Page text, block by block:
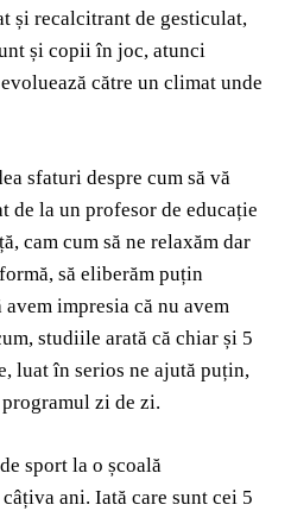
și recalcitrant de gesticulat,
și copii în joc, atunci
către un climat unde
sfaturi despre cum să vă
de la un profesor de educație
cam cum să ne relaxăm dar
să eliberăm puțin
impresia că nu avem
studiile arată că chiar și 5
luat în serios ne ajută puțin,
zi de zi.
sport la o școală
ani. Iată care sunt cei 5